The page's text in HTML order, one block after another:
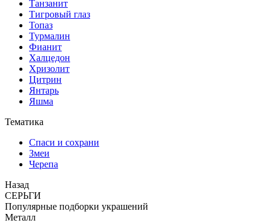
Танзанит
Тигровый глаз
Топаз
Турмалин
Фианит
Халцедон
Хризолит
Цитрин
Янтарь
Яшма
Тематика
Спаси и сохрани
Змеи
Черепа
Назад
СЕРЬГИ
Популярные подборки украшений
Металл